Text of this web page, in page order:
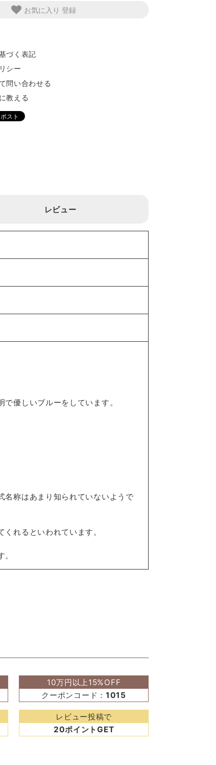
お気に入り
づく表記
シー
問い合わせる
教える
レビュー
優しいブルーをしています。
名称はあまり知られていないようで
れるといわれています。
10万円以上15%OFF
クーポンコード： 1015
レビュー投稿で
20ポイントGET